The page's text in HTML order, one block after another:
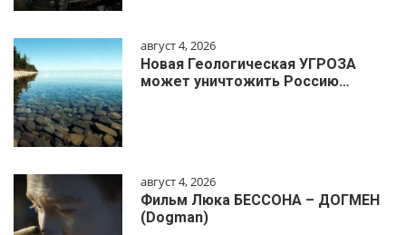
август 4, 2026
Новая Геологическая УГРОЗА
может уничтожить Россию…
август 4, 2026
Фильм Люка БЕССОНА – ДОГМЕН
(Dogman)